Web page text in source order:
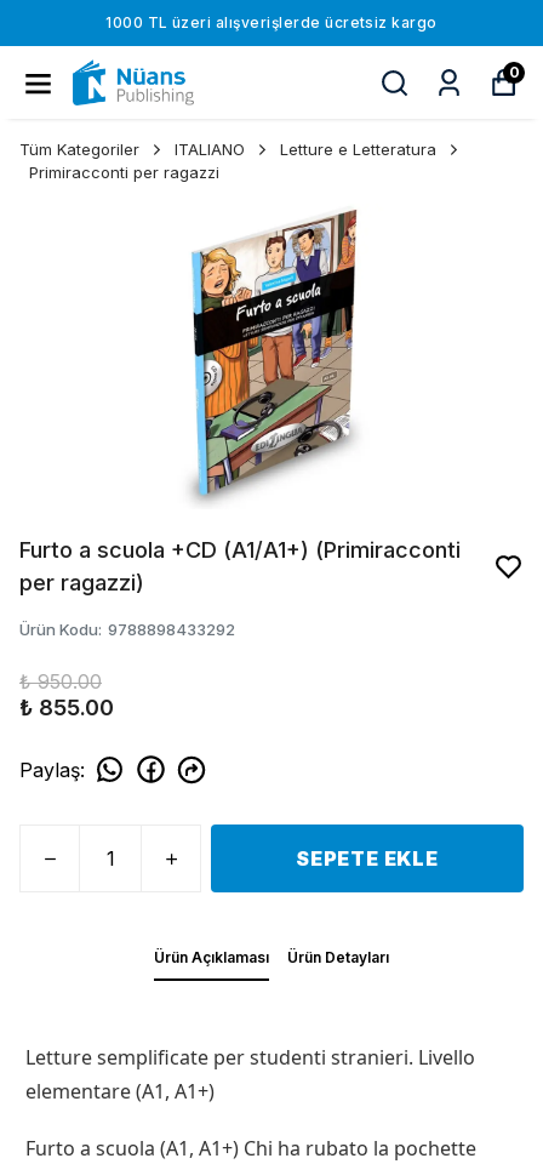
1000 TL üzeri alışverişlerde ücretsiz kargo
0
Tüm Kategoriler ITALIANO
Letture e Letteratura
Primiracconti per ragazzi
Furto a scuola +CD (A1/A1+) (Primiracconti
per ragazzi)
Ürün Kodu: 9788898433292
₺ 950.00
₺ 855.00
Paylaş:
SEPETE EKLE
Ürün Açıklaması Ürün Detayları
Letture semplificate per studenti stranieri. Livello
elementare (A1, A1+)
Furto a scuola (A1, A1+) Chi ha rubato la pochette